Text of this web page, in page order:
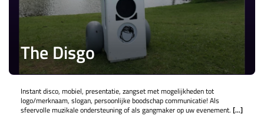
The Disgo
Instant disco, mobiel, presentatie, zangset met mogelijkheden tot
logo/merknaam, slogan, persoonlijke boodschap communicatie! Als
sfeervolle muzikale ondersteuning of als gangmaker op uw evenement. [...]